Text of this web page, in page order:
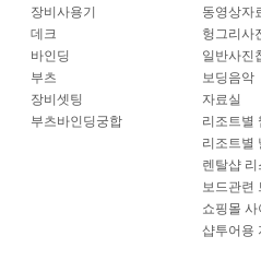
장비사용기 동영상자
데크
헝그리사
바인딩 일반사진
부츠 보딩음악
장비셋팅 자료실
부츠바인딩궁합
리조트별
리조트별
렌탈샵 리
보드관련
쇼핑몰
샵투어용